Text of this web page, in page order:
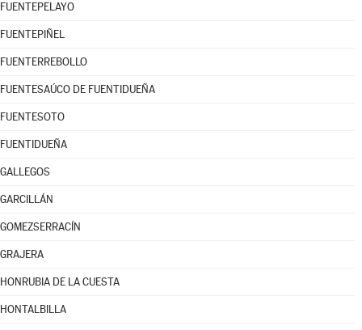
FUENTEPELAYO
FUENTEPIÑEL
FUENTERREBOLLO
FUENTESAÚCO DE FUENTIDUEÑA
FUENTESOTO
FUENTIDUEÑA
GALLEGOS
GARCILLÁN
GOMEZSERRACÍN
GRAJERA
HONRUBIA DE LA CUESTA
HONTALBILLA